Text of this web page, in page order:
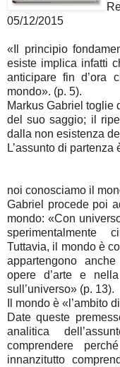
05/12/2015
«Il principio
esiste implica infatti
anticipare fin d’ora
mondo». (p. 5).
Markus Gabriel toglie
del suo saggio; il
dalla non esistenza
L’assunto di
noi conosciamo il
Gabriel procede poi
mondo: «Con
sperimentalmente
Tuttavia, il mondo è
appartengono
opere d’arte e
sull’universo» (p. 13).
Il mondo è «l’ambito
Date queste
analitica
comprendere
innanzitutto